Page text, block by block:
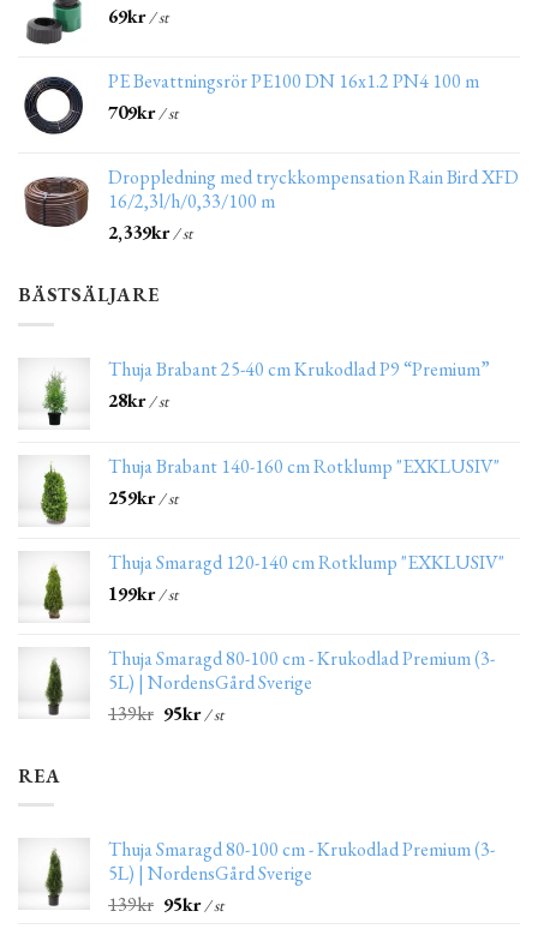
69kr/ st
PE Bevattningsrör PE100 DN 16x1.2 PN4 100 m
709kr/ st
Droppledning med tryckkompensation Rain Bird XFD
16/2,3l/h/0,33/100 m
2,339kr/ st
BÄSTSÄLJARE
Thuja Brabant 25-40 cm Krukodlad P9 “Premium”
28kr/ st
Thuja Brabant 140-160 cm Rotklump "EXKLUSIV"
259kr/ st
Thuja Smaragd 120-140 cm Rotklump "EXKLUSIV"
199kr/ st
Thuja Smaragd 80-100 cm - Krukodlad Premium (3-
5L) | NordensGård Sverige
139kr 95kr/ st
REA
Thuja Smaragd 80-100 cm - Krukodlad Premium (3-
5L) | NordensGård Sverige
139kr 95kr/ st